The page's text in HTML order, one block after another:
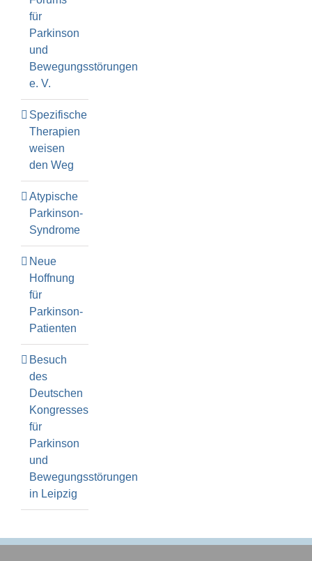
für
Parkinson
und
Bewegungsstörungen
e. V.
Spezifische
Therapien
weisen
den Weg
Atypische
Parkinson-
Syndrome
Neue
Hoffnung
für
Parkinson-
Patienten
Besuch
des
Deutschen
Kongresses
für
Parkinson
und
Bewegungsstörungen
in Leipzig